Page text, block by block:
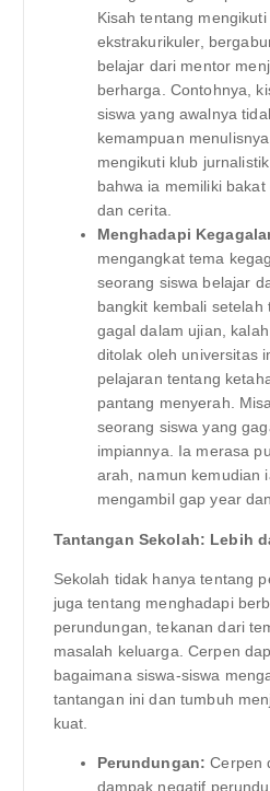
Kisah tentang
ekstrakurikuler,
belajar dari mentor
berharga. Contohnya,
siswa yang awalnya
kemampuan
mengikuti klub
bahwa ia memiliki
dan cerita.
Menghadapi
mengangkat tema
seorang siswa belajar
bangkit kembali
gagal dalam ujian,
ditolak oleh universitas
pelajaran tentang
pantang menyerah.
seorang siswa yang
impiannya. Ia merasa
arah, namun kemudian
mengambil gap year
Tantangan Sekolah: Lebih
Sekolah tidak hanya tentang
juga tentang menghadapi
perundungan, tekanan dari
masalah keluarga. Cerpen
bagaimana siswa-siswa
tantangan ini dan tumbuh
kuat.
Perundungan: Cerpen
dampak negatif